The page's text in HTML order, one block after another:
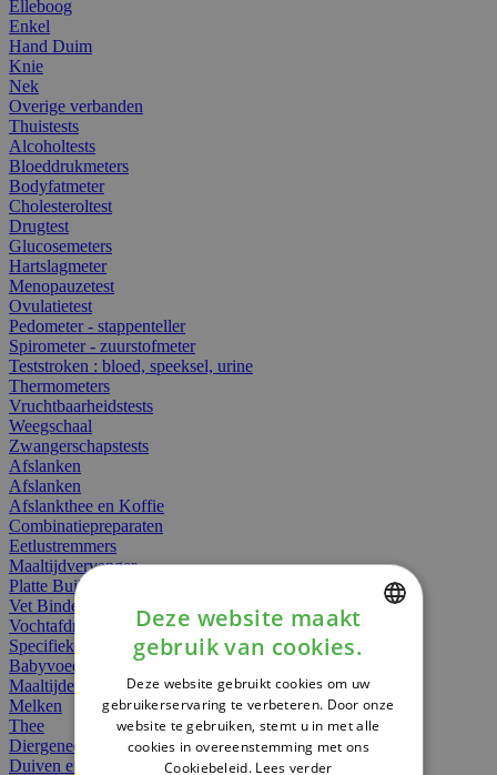
Elleboog
Enkel
Hand Duim
Knie
Nek
Overige verbanden
Thuistests
Alcoholtests
Bloeddrukmeters
Bodyfatmeter
Cholesteroltest
Drugtest
Glucosemeters
Hartslagmeter
Menopauzetest
Ovulatietest
Pedometer - stappenteller
Spirometer - zuurstofmeter
Teststroken : bloed, speeksel, urine
Thermometers
Vruchtbaarheidstests
Weegschaal
Zwangerschapstests
Afslanken
Afslanken
Afslankthee en Koffie
Combinatiepreparaten
Eetlustremmers
Maaltijdvervanger
Platte Buik
Vet Binders
Vochtafdrijvers
Specifieke Voeding
Babyvoeding
Maaltijden
Melken
Thee
Diergeneesmiddelen
Duiven en vogels
DUTCH
FRENCH
ENGLISH
Deze website maakt
gebruik van cookies.
Deze website gebruikt cookies om uw
gebruikerservaring te verbeteren. Door onze
website te gebruiken, stemt u in met alle
cookies in overeenstemming met ons
Cookiebeleid. Lees verder